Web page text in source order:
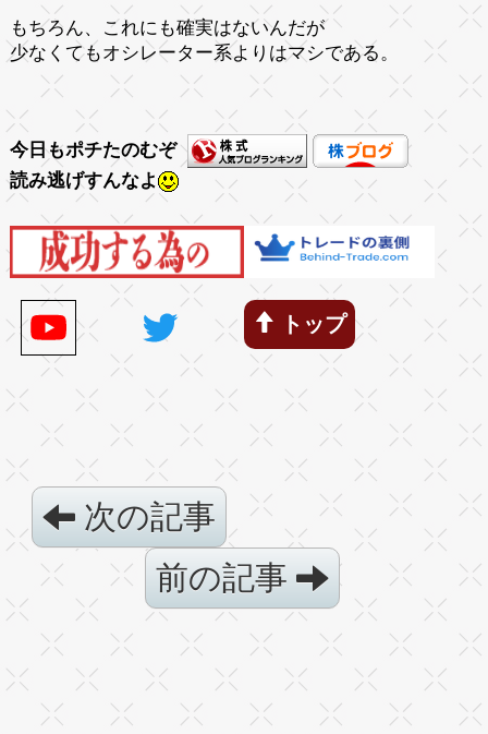
もちろん、これにも確実はないんだが
少なくてもオシレーター系よりはマシである。
今日もポチたのむぞ
読み逃げすんなよ
トップ
次の記事
前の記事